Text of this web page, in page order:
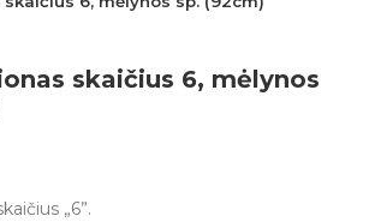
skaičius 6, mėlynos
„6”.